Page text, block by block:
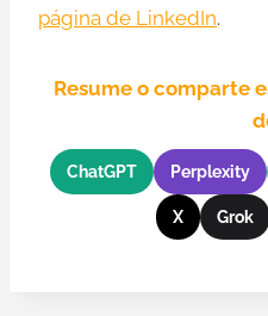
página de LinkedIn.
Resume o comparte
ChatGPT Perplexity
X Grok